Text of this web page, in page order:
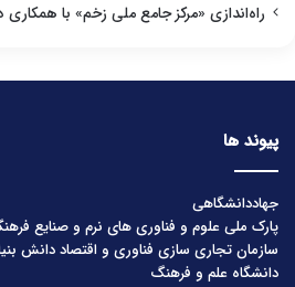
راه‌اندازی «مرکز جامع ملی زخم» با
پیوند ها
جهاددانشگاهی
پارک ملی علوم و فناوری های نرم و صنایع
سازمان تجاری سازی فناوری و اقتصاد دانش
دانشگاه علم و فرهنگ